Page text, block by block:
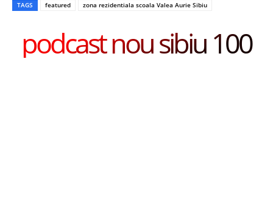
TAGS featured zona rezidentiala scoala Valea Aurie Sibiu
podcast nou sibiu 100